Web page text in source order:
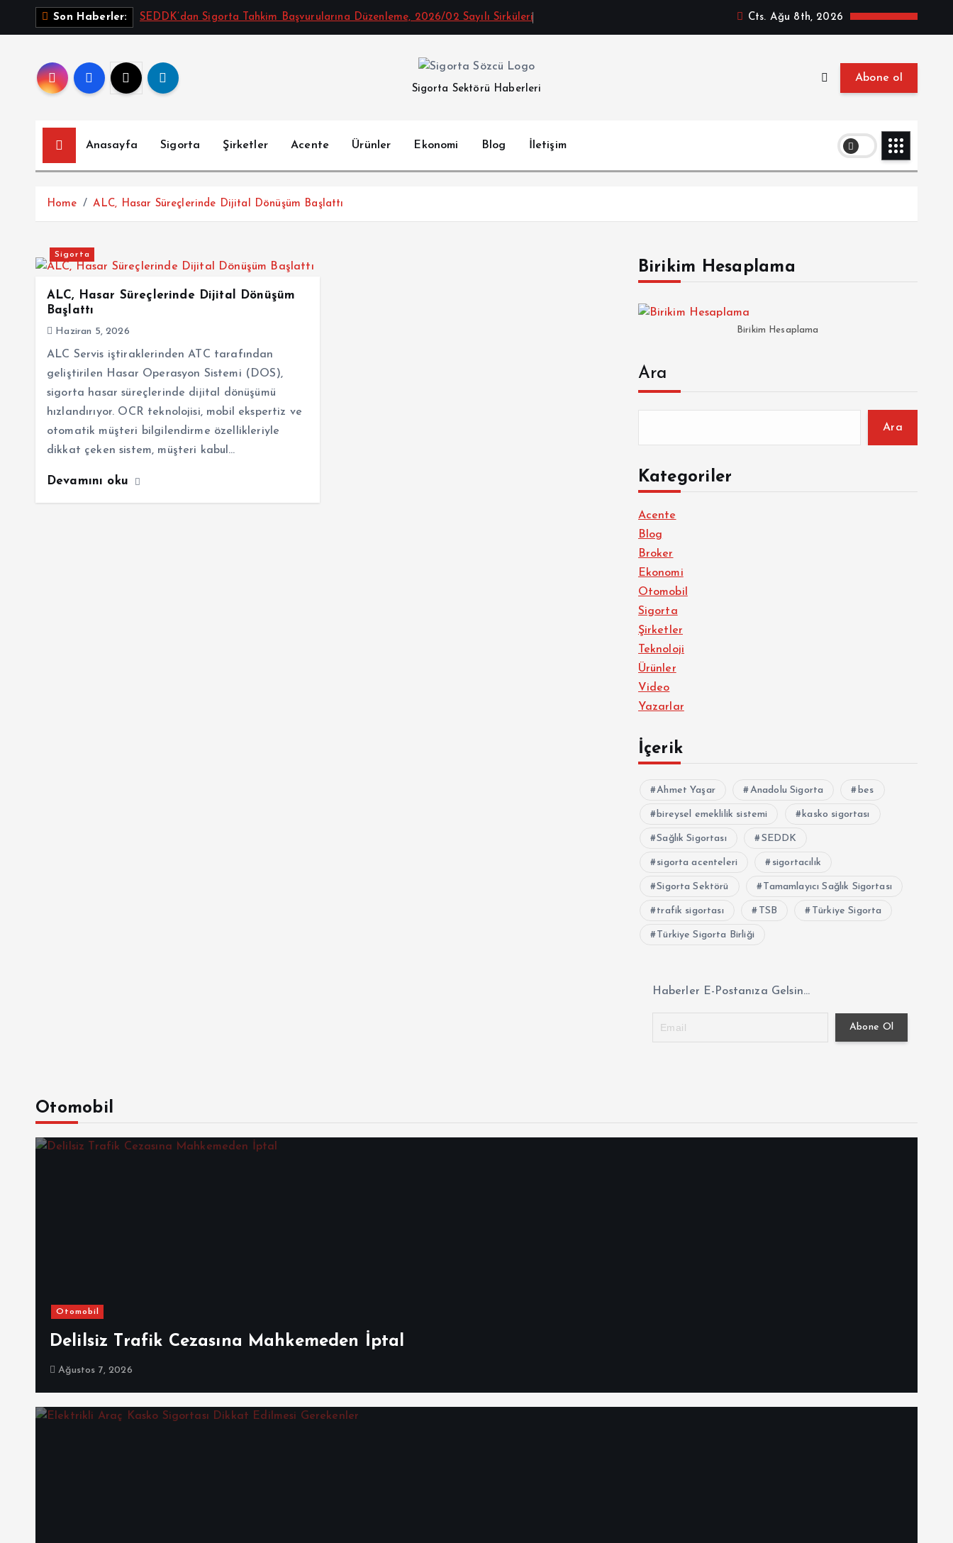
Son Haberler: SEDDK’dan Sigorta Tahkim Başvurularına Düzenleme, 2026/02 Sayılı Sirküleri Cts. Ağu 8th, 2026
Sigorta Sektörü Haberleri
Abone ol
Anasayfa Sigorta Şirketler Acente Ürünler Ekonomi Blog İletişim
Home ALC, Hasar Süreçlerinde Dijital Dönüşüm Başlattı
Sigorta
ALC, Hasar Süreçlerinde Dijital Dönüşüm
Başlattı
Haziran 5, 2026
ALC Servis iştiraklerinden ATC tarafından
geliştirilen Hasar Operasyon Sistemi (DOS),
sigorta hasar süreçlerinde dijital dönüşümü
hızlandırıyor. OCR teknolojisi, mobil ekspertiz ve
otomatik müşteri bilgilendirme özellikleriyle
dikkat çeken sistem, müşteri kabul…
Devamını oku
Birikim Hesaplama
Birikim Hesaplama
Ara
Ara
Kategoriler
Acente
Blog
Broker
Ekonomi
Otomobil
Sigorta
Şirketler
Teknoloji
Ürünler
Video
Yazarlar
İçerik
Ahmet Yaşar Anadolu Sigorta bes
bireysel emeklilik sistemi kasko sigortası
Sağlık Sigortası SEDDK
sigorta acenteleri sigortacılık
Sigorta Sektörü Tamamlayıcı Sağlık Sigortası
trafik sigortası TSB Türkiye Sigorta
Türkiye Sigorta Birliği
Haberler E-Postanıza Gelsin...
Otomobil
Otomobil
Delilsiz Trafik Cezasına Mahkemeden İptal
Ağustos 7, 2026